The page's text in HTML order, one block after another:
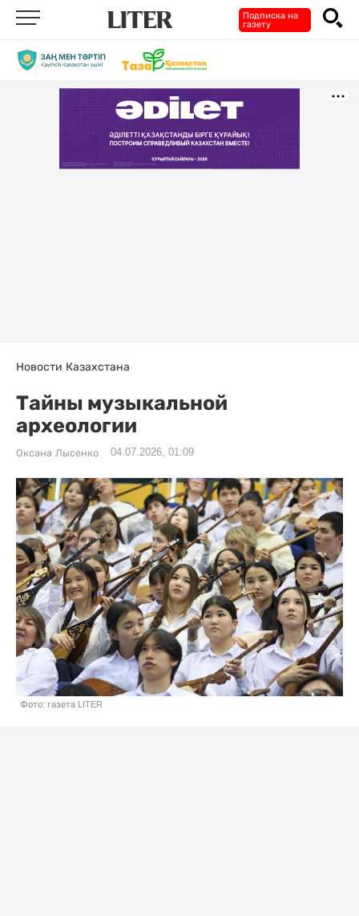
Подписка на
газету
Новости Казахстана
Тайны музыкальной
археологии
Оксана Лысенко 04.07.2026, 01:09
Фото: газета LITER